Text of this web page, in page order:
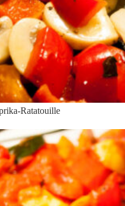
Ratatouille